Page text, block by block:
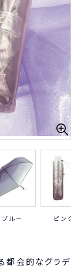
ブルー ピンク
都会的なグラデ